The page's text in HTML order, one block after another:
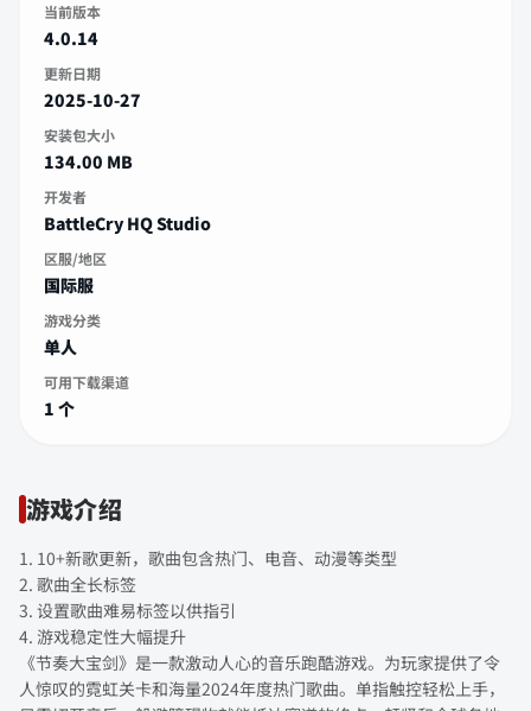
当前版本
4.0.14
更新日期
2025-10-27
安装包大小
134.00 MB
开发者
BattleCry HQ Studio
区服/地区
国际服
游戏分类
单人
可用下载渠道
1 个
游戏介绍
1. 10+新歌更新，歌曲包含热门、电音、动漫等类型
2. 歌曲全长标签
3. 设置歌曲难易标签以供指引
4. 游戏稳定性大幅提升
《节奏大宝剑》是一款激动人心的音乐跑酷游戏。为玩家提供了令
人惊叹的霓虹关卡和海量2024年度热门歌曲。单指触控轻松上手，